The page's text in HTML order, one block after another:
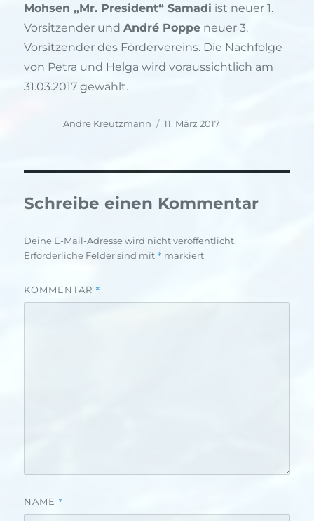
Mohsen „Mr. President“ Samadi ist neuer 1.
Vorsitzender undAndré Poppe neuer 3.
Vorsitzender des Fördervereins. Die Nachfolge
von Petra und Helga wird voraussichtlich am
31.03.2017 gewählt.
Autor
Andre Kreutzmann
Veröffentlicht
11. März 2017
Schreibe einen Kommentar
Deine E-Mail-Adresse wird nicht veröffentlicht.
Erforderliche Felder sind mit * markiert
KOMMENTAR *
NAME *